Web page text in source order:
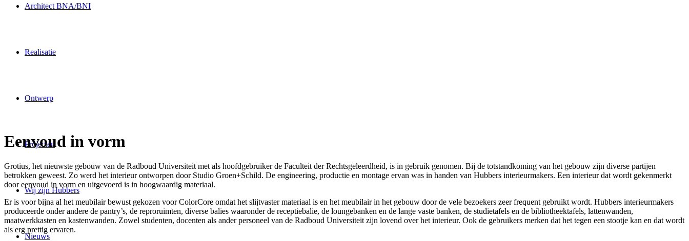
Architect BNA/BNI
Realisatie
Ontwerp
Projecten
Wij zijn Hubbers
Nieuws
Eenvoud in vorm
Grotius, het nieuwste gebouw van de Radboud Universiteit met als hoofdgebruiker de Faculteit der Rechtsgeleerdheid, is in gebruik genomen. Bij de totstandkoming van het gebouw zijn diverse partijen
betrokken geweest. Zo werd het interieur ontworpen door Studio Groen+Schild. De engineering, productie en montage ervan was in handen van Hubbers interieurmakers. Een interieur dat wordt gekenmerkt
door eenvoud in vorm en uitgevoerd is in hoogwaardig materiaal.
Er is voor bijna al het meubilair bewust gekozen voor ColorCore omdat het slijtvaster materiaal is en het meubilair in het gebouw door de vele bezoekers zeer frequent gebruikt wordt. Hubbers interieurmakers
produceerde onder andere de pantry’s, de reproruimten, diverse balies waaronder de receptiebalie, de loungebanken en de lange vaste banken, de studietafels en de bibliotheektafels, lattenwanden,
maatwerkkasten en kastenwanden. Zowel studenten, docenten als ander personeel van de Radboud Universiteit zijn lovend over het interieur. Ook de gebruikers merken dat het tegen een stootje kan en dat wordt
als erg prettig ervaren.